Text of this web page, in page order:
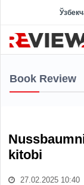
Book Review
kitobi
27.02.2025 10:40